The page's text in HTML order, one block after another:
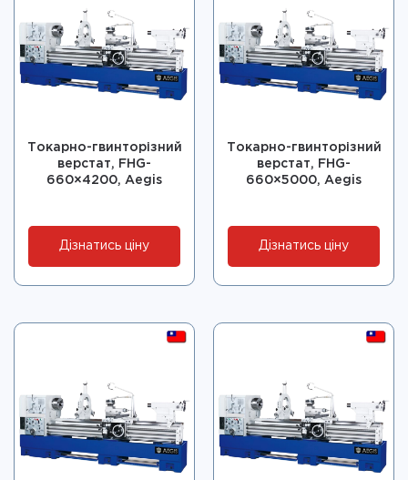
Токарно-гвинторізний
верстат, FHG-
660×4200, Aegis
Дізнатись ціну
Токарно-гвинторізний
верстат, FHG-
660×5000, Aegis
Дізнатись ціну